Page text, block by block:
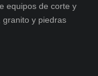
equipos de corte y
granito y piedras